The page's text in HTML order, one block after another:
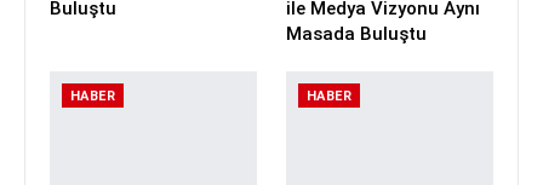
Buluştu
ile Medya Vizyonu Aynı
Masada Buluştu
HABER HABER